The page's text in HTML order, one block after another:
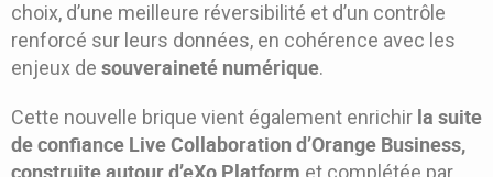
choix, d’une meilleure réversibilité et d’un contrôle
renforcé sur leurs données, en cohérence avec les
enjeux de souveraineté numérique.
Cette nouvelle brique vient également enrichir la suite
de confiance Live Collaboration d’Orange Business,
construite autour d’eXo Platform et complétée par